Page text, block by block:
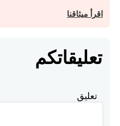
اقرأ ميثاقنا
تعليقاتكم
تعليق